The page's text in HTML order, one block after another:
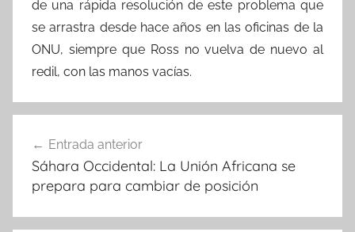
de una rápida resolución de este problema que
se arrastra desde hace años en las oficinas de la
ONU, siempre que Ross no vuelva de nuevo al
redil, con las manos vacías.
de
entradas
Entrada anterior
Sáhara Occidental: La Unión Africana se
prepara para cambiar de posición